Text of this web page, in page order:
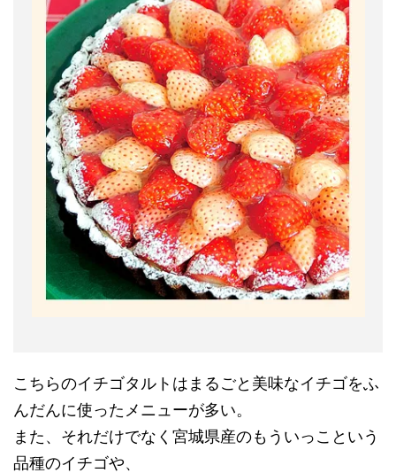
こちらのイチゴタルトはまるごと美味なイチゴをふ
んだんに使ったメニューが多い。
また、それだけでなく宮城県産のもういっこという
品種のイチゴや、